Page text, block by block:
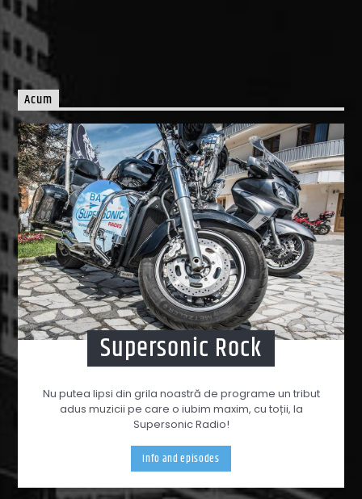
Acum
Supersonic Rock
Nu putea lipsi din grila noastră de programe un tribut
adus muzicii pe care o iubim maxim, cu toții, la
Supersonic Radio!
Info and episodes